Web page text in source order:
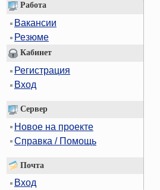
Работа
Вакансии
Резюме
Кабинет
Регистрация
Вход
Сервер
Новое на проекте
Справка / Помощь
Почта
Вход